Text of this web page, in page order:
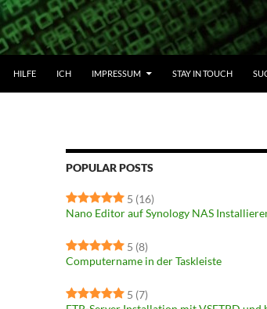
HILFE
ICH IMPRESSUM STAY IN TOUCH
POPULAR POSTS
5 (16)
Nano Editor auf Synology NAS
5 (8)
Computername in der Taskleiste
5 (7)